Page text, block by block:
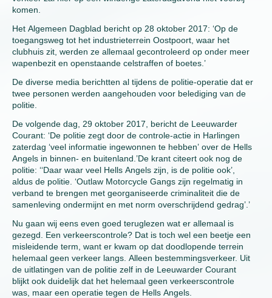
komen.
Het Algemeen Dagblad bericht op 28 oktober 2017: ‘Op de
toegangsweg tot het industrieterrein Oostpoort, waar het
clubhuis zit, werden ze allemaal gecontroleerd op onder meer
wapenbezit en openstaande celstraffen of boetes.’
De diverse media berichtten al tijdens de politie-operatie dat er
twee personen werden aangehouden voor belediging van de
politie.
De volgende dag, 29 oktober 2017, bericht de Leeuwarder
Courant: ‘De politie zegt door de controle-actie in Harlingen
zaterdag ‘veel informatie ingewonnen te hebben’ over de Hells
Angels in binnen- en buitenland.’De krant citeert ook nog de
politie: ‘‘Daar waar veel Hells Angels zijn, is de politie ook’,
aldus de politie. ‘Outlaw Motorcycle Gangs zijn regelmatig in
verband te brengen met georganiseerde criminaliteit die de
samenleving ondermijnt en met norm overschrijdend gedrag’.’
Nu gaan wij eens even goed teruglezen wat er allemaal is
gezegd. Een verkeerscontrole? Dat is toch wel een beetje een
misleidende term, want er kwam op dat doodlopende terrein
helemaal geen verkeer langs. Alleen bestemmingsverkeer. Uit
de uitlatingen van de politie zelf in de Leeuwarder Courant
blijkt ook duidelijk dat het helemaal geen verkeerscontrole
was, maar een operatie tegen de Hells Angels.